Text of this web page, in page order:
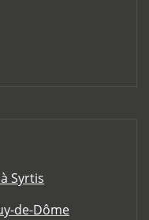
Syrtis
de-Dôme